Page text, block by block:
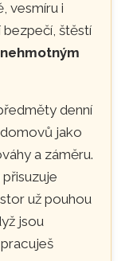
vesmíru i
bezpečí, štěstí
denní
jako
a záměru.
už pouhou
jsou